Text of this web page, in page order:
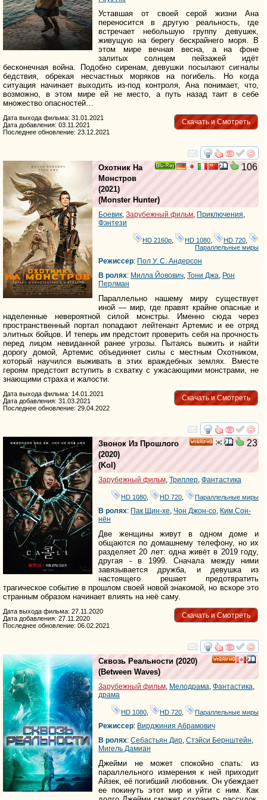
Уставшая от своей серой жизни Ана
переносится в другую реальность, где
встречает небольшую группу девушек,
живущую на берегу бескрайнего моря. В
этом мире вечная весна, а на фоне
залитых солнцем пейзажей идёт
бесконечная война. Подобно сиренам, девушки посылают сигналы
бедствия, обрекая несчастных моряков на погибель. Но когда
ситуация начинает выходить из-под контроля, Ана понимает, что,
возможно, в этом мире ей не место, а путь назад таит в себе
множество опасностей…
Скачать и Смотреть
Дата выхода фильма: 31.01.2021
Дата добавления: 03.11.2021
Последнее обновление: 23.12.2021
смотреть
106
Охотник На
Монстров
(2021)
(Monster Hunter)
Боевик, Зарубежный фильм, Приключения,
Фэнтези
HD 2160р HD 1080 HD 720
Параллельные миры
Режиссер: Пол У. С. Андерсон
В ролях: Милла Йовович, Тони Джа, Рон
Перлман
Параллельно нашему миру существует
иной — мир, где правят крайне опасные и
наделенные невероятной силой монстры. Именно сюда через
пространственный портал попадают лейтенант Артемис и ее отряд
элитных бойцов. И теперь им предстоит проверить себя на прочность
перед лицом невиданной ранее угрозы. Пытаясь выжить и найти
дорогу домой, Артемис объединяет силы с местным Охотником,
который научился выживать в этих враждебных землях. Вместе
героям предстоит вступить в схватку с ужасающими монстрами, не
знающими страха и жалости.
Скачать и Смотреть
Дата выхода фильма: 14.01.2021
Дата добавления: 31.03.2021
Последнее обновление: 29.04.2022
смотреть
23
Звонок Из Прошлого
(2020)
(Kol )
Зарубежный фильм, Триллер, Фантастика
HD 1080 HD 720 Параллельные миры
В ролях: Пак Щин-хе, Чон Джон-со, Ким Сон-
нён
Две женщины живут в одном доме и
общаются по домашнему телефону, но их
разделяет 20 лет: одна живёт в 2019 году,
другая - в 1999. Сначала между ними
завязывается дружба, и девушка из
настоящего решает предотвратить
трагическое событие в прошлом своей новой знакомой, но вскоре это
странным образом начинает влиять на неё саму.
Скачать и Смотреть
Дата выхода фильма: 27.11.2020
Дата добавления: 27.11.2020
Последнее обновление: 06.02.2021
смотреть
Сквозь Реальности (2020)
(Between Waves)
Зарубежный фильм, Мелодрама, Фантастика,
драма
HD 1080 HD 720 Параллельные миры
Режиссер: Вирджиния Абрамович
В ролях: Себастьян Дир, Стэйси Бернштейн,
Мигель Дамиан
Джейми не может спокойно спать: из
параллельного измерения к ней приходит
Айзек, её погибший любовник. Он убеждает
ее покинуть этот мир и уйти с ним. Как